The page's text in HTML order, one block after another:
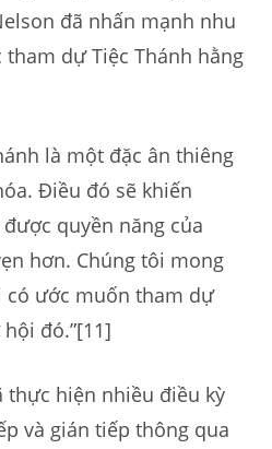
đã nhấn mạnh nhu
dự Tiệc Thánh hằng
là một đặc ân thiêng
Điều đó sẽ khiến
quyền năng của
hơn. Chúng tôi mong
có ước muốn tham dự
đó.”[11]
thực hiện nhiều điều kỳ
và gián tiếp thông qua